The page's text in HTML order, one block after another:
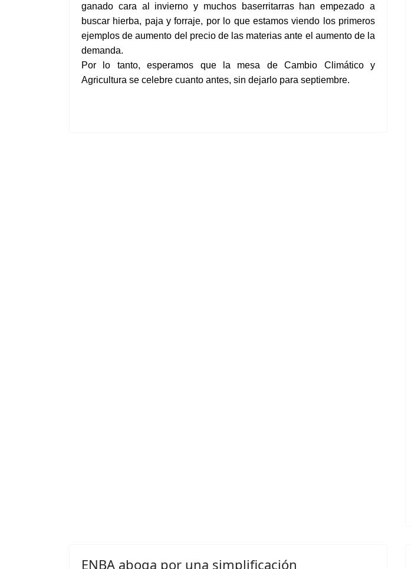
ganado cara al
invierno y muchos baserritarras han empezado a
buscar hierba, paja y forraje, por lo que estamos viendo los primeros
ejemplos de aumento del precio de las materiasante el aumento de la
demanda.
Por lo tanto, esperamos que la mesa de Cambio Climático y
Agricultura se celebre cuanto antes, sin dejarlo para septiembre.
ENBA aboga por una simplificación